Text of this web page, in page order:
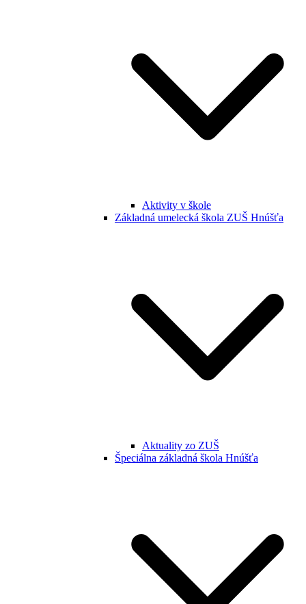
Aktivity v škole
Základná umelecká škola ZUŠ Hnúšťa
Aktuality zo ZUŠ
Špeciálna základná škola Hnúšťa